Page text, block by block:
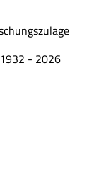
- 2026